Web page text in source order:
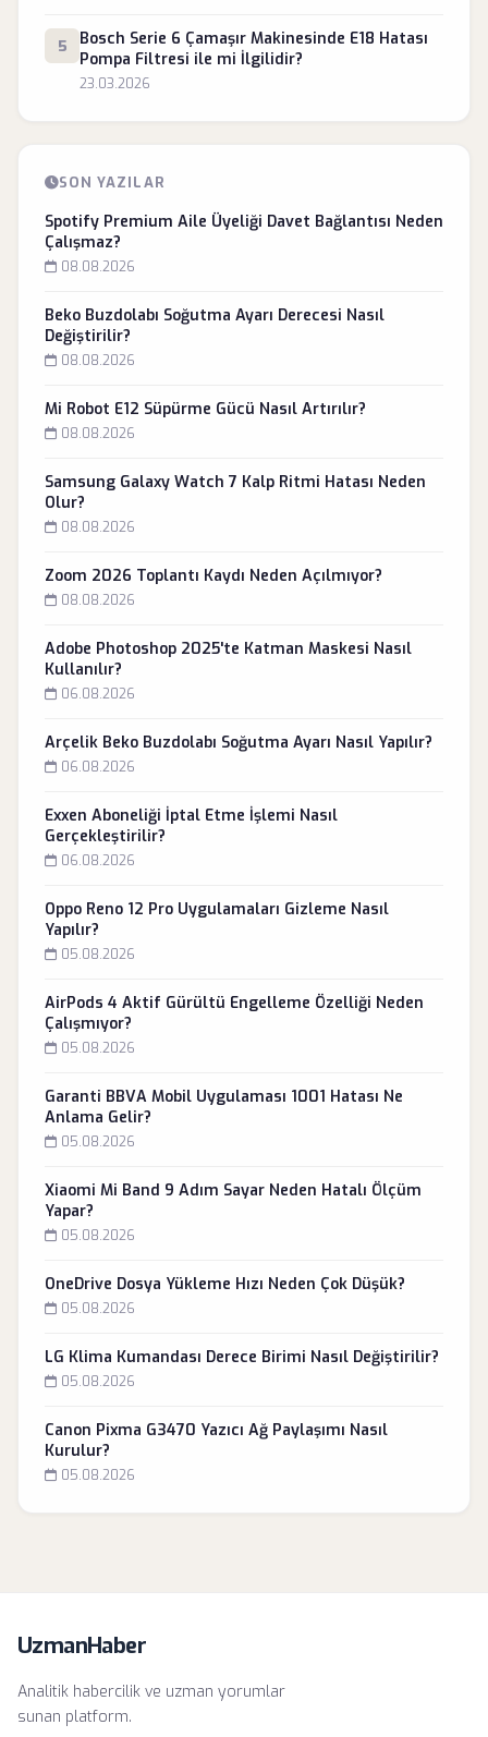
5
Bosch Serie 6 Çamaşır Makinesinde E18 Hatası
Pompa Filtresi ile mi İlgilidir?
23.03.2026
SON YAZILAR
Spotify Premium Aile Üyeliği Davet Bağlantısı Neden
Çalışmaz?
08.08.2026
Beko Buzdolabı Soğutma Ayarı Derecesi Nasıl
Değiştirilir?
08.08.2026
Mi Robot E12 Süpürme Gücü Nasıl Artırılır?
08.08.2026
Samsung Galaxy Watch 7 Kalp Ritmi Hatası Neden
Olur?
08.08.2026
Zoom 2026 Toplantı Kaydı Neden Açılmıyor?
08.08.2026
Adobe Photoshop 2025'te Katman Maskesi Nasıl
Kullanılır?
06.08.2026
Arçelik Beko Buzdolabı Soğutma Ayarı Nasıl Yapılır?
06.08.2026
Exxen Aboneliği İptal Etme İşlemi Nasıl
Gerçekleştirilir?
06.08.2026
Oppo Reno 12 Pro Uygulamaları Gizleme Nasıl
Yapılır?
05.08.2026
AirPods 4 Aktif Gürültü Engelleme Özelliği Neden
Çalışmıyor?
05.08.2026
Garanti BBVA Mobil Uygulaması 1001 Hatası Ne
Anlama Gelir?
05.08.2026
Xiaomi Mi Band 9 Adım Sayar Neden Hatalı Ölçüm
Yapar?
05.08.2026
OneDrive Dosya Yükleme Hızı Neden Çok Düşük?
05.08.2026
LG Klima Kumandası Derece Birimi Nasıl Değiştirilir?
05.08.2026
Canon Pixma G3470 Yazıcı Ağ Paylaşımı Nasıl
Kurulur?
05.08.2026
UzmanHaber
Analitik habercilik ve uzman yorumlar
sunan platform.